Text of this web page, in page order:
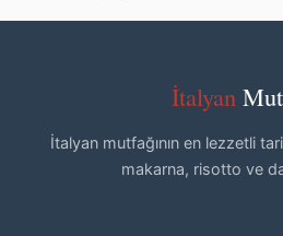
İtalyan
İtalyan mutfağının en lezzetli
makarna, risotto ve